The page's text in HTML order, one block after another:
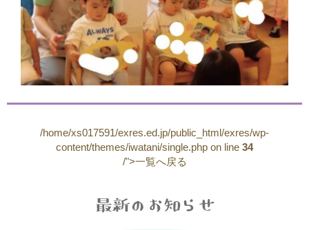
/home/xs017591/exres.ed.jp/public_html/exres/wp-
content/themes/iwatani/single.php on line 34
/">一覧へ戻る